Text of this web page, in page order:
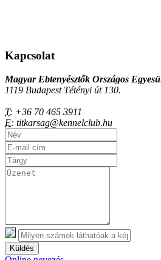
Kapcsolat
Magyar Ebtenyésztők Országos
1119 Budapest Tétényi út 130.
T: +36 70 465 3911
E: titkarsag@kennelclub.hu
Küldés